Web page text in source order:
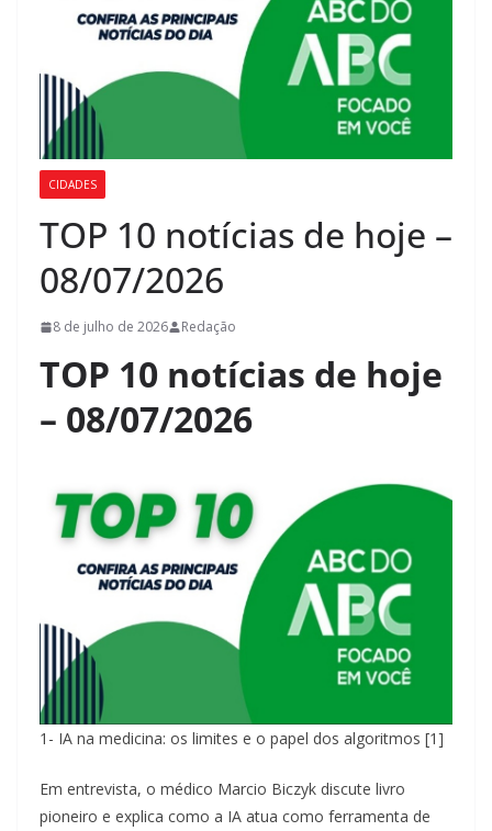
CIDADES
TOP 10 notícias de hoje –
08/07/2026
8 de julho de 2026 Redação
TOP 10 notícias de hoje
– 08/07/2026
1- IA na medicina: os limites e o papel dos algoritmos [1]
Em entrevista, o médico Marcio Biczyk discute livro
pioneiro e explica como a IA atua como ferramenta de